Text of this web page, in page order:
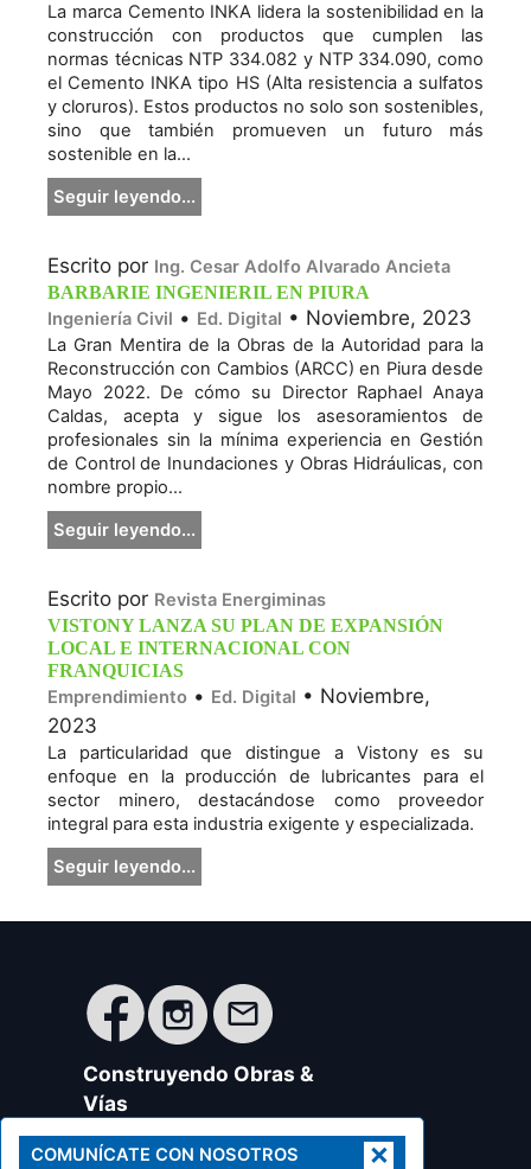
La marca Cemento INKA lidera la sostenibilidad en la
construcción con productos que cumplen las
normas técnicas NTP 334.082 y NTP 334.090, como
el Cemento INKA tipo HS (Alta resistencia a sulfatos
y cloruros). Estos productos no solo son sostenibles,
sino que también promueven un futuro más
sostenible en la...
Seguir leyendo...
Escrito por Ing. Cesar Adolfo Alvarado Ancieta
BARBARIE INGENIERIL EN PIURA
Ingeniería Civil • Ed. Digital • Noviembre, 2023
La Gran Mentira de la Obras de la Autoridad para la
Reconstrucción con Cambios (ARCC) en Piura desde
Mayo 2022. De cómo su Director Raphael Anaya
Caldas, acepta y sigue los asesoramientos de
profesionales sin la mínima experiencia en Gestión
de Control de Inundaciones y Obras Hidráulicas, con
nombre propio...
Seguir leyendo...
Escrito por Revista Energiminas
VISTONY LANZA SU PLAN DE EXPANSIÓN
LOCAL E INTERNACIONAL CON
FRANQUICIAS
Emprendimiento • Ed. Digital • Noviembre,
2023
La particularidad que distingue a Vistony es su
enfoque en la producción de lubricantes para el
sector minero, destacándose como proveedor
integral para esta industria exigente y especializada.
Seguir leyendo...
Construyendo Obras &
Vías
Revista especializada en
ingeniería civil, eléctrica, minera,
COMUNÍCATE CON NOSOTROS ×